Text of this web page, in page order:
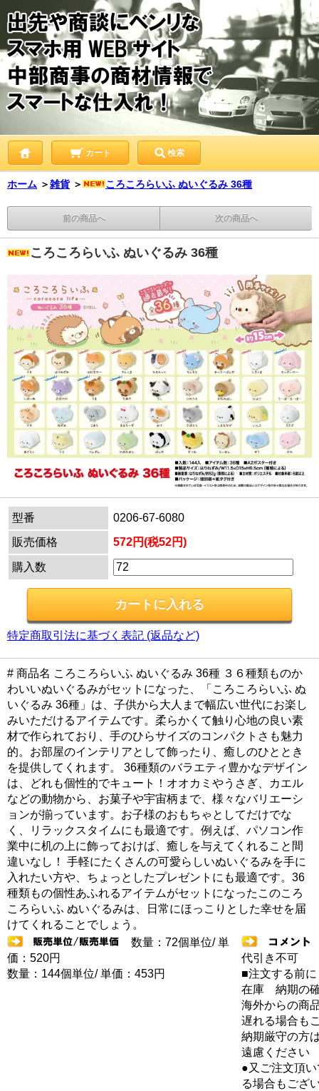
カート 検索
ホーム ＞雑貨 ＞ ころころらいふ ぬいぐるみ 36種
前の商品へ 次の商品へ
ころころらいふ ぬいぐるみ 36種
型番
0206-67-6080
販売価格
572円(税52円)
購入数
特定商取引法に基づく表記 (返品など)
# 商品名 ころころらいふ ぬいぐるみ 36種 ３６種類ものか
わいいぬいぐるみがセットになった、「ころころらいふ ぬ
いぐるみ 36種」は、子供から大人まで幅広い世代にお楽し
みいただけるアイテムです。柔らかくて触り心地の良い素
材で作られており、手のひらサイズのコンパクトさも魅力
的。お部屋のインテリアとして飾ったり、癒しのひととき
を提供してくれます。 36種類のバラエティ豊かなデザイン
は、どれも個性的でキュート！オオカミやうさぎ、カエル
などの動物から、お菓子や宇宙柄まで、様々なバリエーシ
ョンが揃っています。お子様のおもちゃとしてだけでな
く、リラックスタイムにも最適です。例えば、パソコン作
業中に机の上に飾っておけば、癒しを与えてくれること間
違いなし！ 手軽にたくさんの可愛らしいぬいぐるみを手に
入れたい方や、ちょっとしたプレゼントにも最適です。36
種類もの個性あふれるアイテムがセットになったこのころ
ころらいふ ぬいぐるみは、日常にほっこりとした幸せを届
けてくれることでしょう。
数量：72個単位/ 単
価：520円
数量：144個単位/ 単価：453円
代引き不可
■注文する前に
在庫 納期の
海外からの商
遅れる場合も
納期厳守の方
遠慮ください
●又ご注文頂
る場合もござ